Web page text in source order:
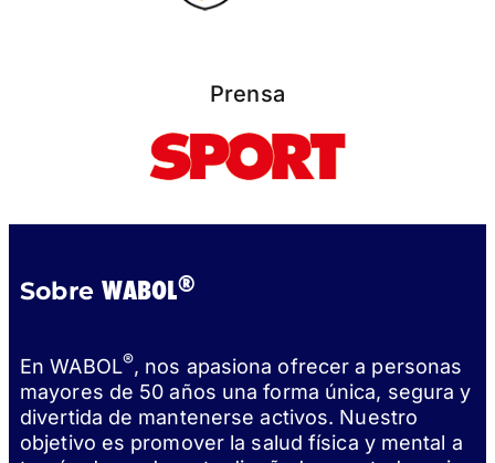
Prensa
Sobre WABOL®
En WABOL®, nos apasiona ofrecer a personas
mayores de 50 años una forma única, segura y
divertida de mantenerse activos. Nuestro
objetivo es promover la salud física y mental a